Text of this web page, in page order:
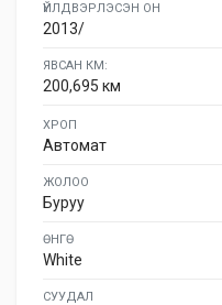
ҮЙЛДВЭРЛЭСЭН ОН
2013/
ЯВСАН КМ:
200,695 км
ХРОП
Автомат
ЖОЛОО
Буруу
ӨНГӨ
White
СУУДАЛ